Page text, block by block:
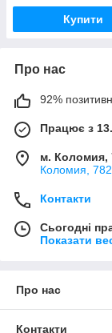
Купити
Про нас
92%
Працює з
м. Коломия,
Коломия,
Контакти
Сьогодні
Показати
Про нас
Контакти